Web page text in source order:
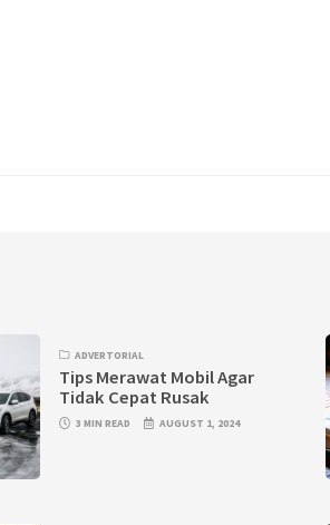
ADVERTORIAL
Tips Merawat Mobil Agar
Tidak Cepat Rusak
3 MIN READ AUGUST 1, 2024